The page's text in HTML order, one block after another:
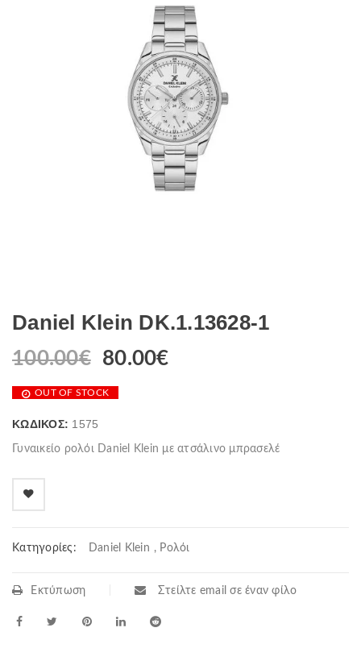
Daniel Klein DK.1.13628-1
100.00€ 80.00€
OUT OF STOCK
ΚΩΔΙΚΌΣ: 1575
Γυναικείο ρολόι Daniel Klein με ατσάλινο μπρασελέ
Κατηγορίες: Daniel Klein , Ρολόι
Εκτύπωση Στείλτε email σε έναν φίλο